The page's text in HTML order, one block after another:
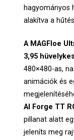
hagyományos
alakítva a
A MAGFloe
3,95
480×480-as,
animációk és
AI Forge TT
pillanat alatt
jeleníts meg